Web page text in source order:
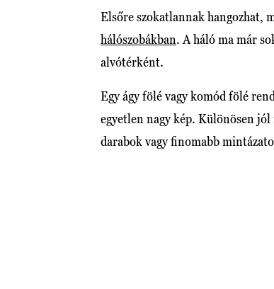
Elsőre szokatlannak hangozhat,
hálószobákban. A háló ma már
alvótérként.
Egy ágy fölé vagy komód fölé
egyetlen nagy kép. Különösen
darabok vagy finomabb